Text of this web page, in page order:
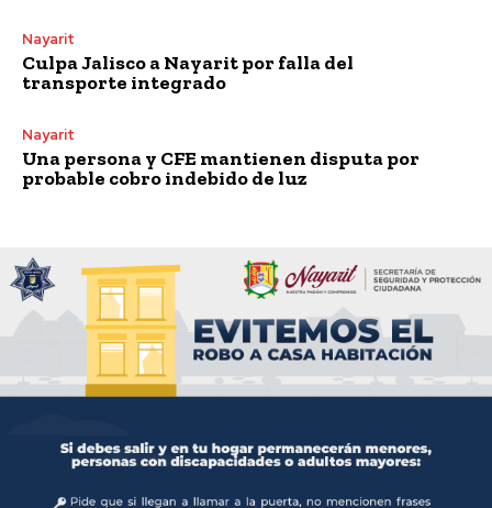
Nayarit
Culpa Jalisco a Nayarit por falla del
transporte integrado
Nayarit
Una persona y CFE mantienen disputa por
probable cobro indebido de luz